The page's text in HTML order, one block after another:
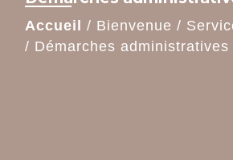
Accueil / Bienvenue /
/ Démarches administratives